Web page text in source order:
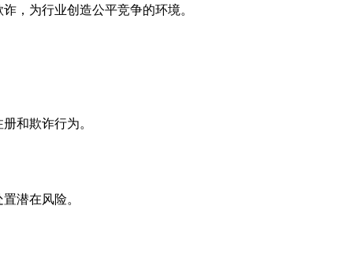
，为行业创造公平竞争的环境。
和欺诈行为。
潜在风险。